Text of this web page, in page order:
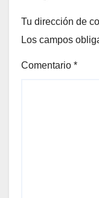
Tu dirección de
Los campos
Comentario *